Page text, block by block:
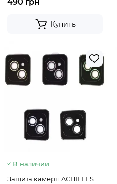
490 грн
Купить
В наличии
Защита камеры ACHILLES